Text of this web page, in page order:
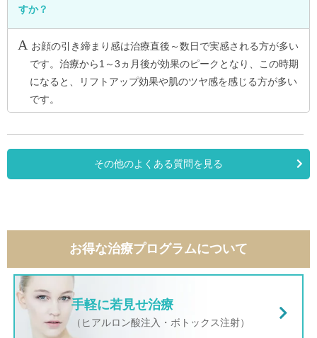
すか？
お顔の引き締まり感は治療直後～数日で実感される方が多い
です。治療から1～3ヵ月後が効果のピークとなり、この時期
になると、リフトアップ効果や肌のツヤ感を感じる方が多い
です。
その他のよくある質問を見る
お得な治療プログラムについて
手軽に若見せ治療
（ヒアルロン酸注入・ボトックス注射）